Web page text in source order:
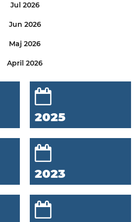
Jul 2026
Jun 2026
Maj 2026
April 2026
2025
2023